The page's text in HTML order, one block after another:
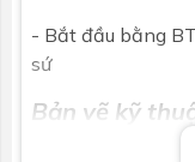
- Bắt đầu bằng
sứ
Bản vẽ kỹ
Caesar B/